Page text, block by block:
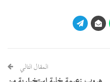
المقال التالي